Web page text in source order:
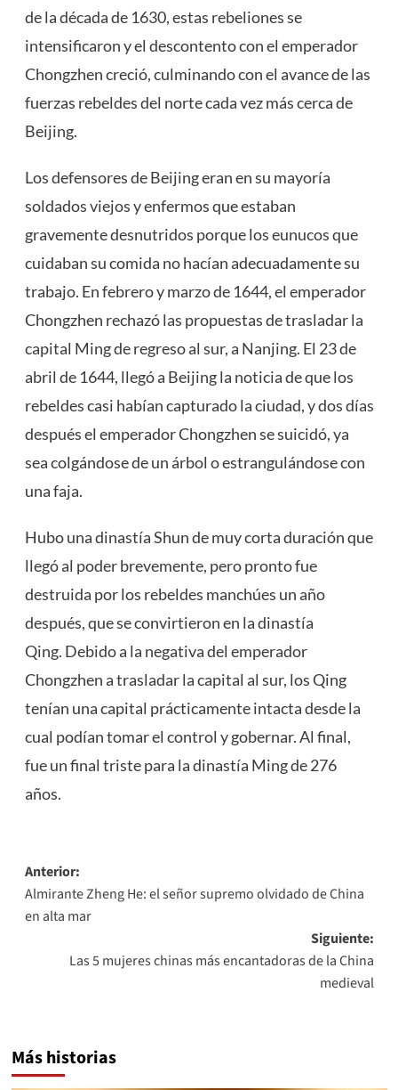
de la década de 1630, estas rebeliones se
intensificaron y el descontento con el emperador
Chongzhen creció, culminando con el avance de las
fuerzas rebeldes del norte cada vez más cerca de
Beijing.
Los defensores de Beijing eran en su mayoría
soldados viejos y enfermos que estaban
gravemente desnutridos porque los eunucos que
cuidaban su comida no hacían adecuadamente su
trabajo. En febrero y marzo de 1644, el emperador
Chongzhen rechazó las propuestas de trasladar la
capital Ming de regreso al sur, a Nanjing. El 23 de
abril de 1644, llegó a Beijing la noticia de que los
rebeldes casi habían capturado la ciudad, y dos días
después el emperador Chongzhen se suicidó, ya
sea colgándose de un árbol o estrangulándose con
una faja.
Hubo una dinastía Shun de muy corta duración que
llegó al poder brevemente, pero pronto fue
destruida por los rebeldes manchúes un año
después, que se convirtieron en la dinastía
Qing. Debido a la negativa del emperador
Chongzhen a trasladar la capital al sur, los Qing
tenían una capital prácticamente intacta desde la
cual podían tomar el control y gobernar. Al final,
fue un final triste para la dinastía Ming de 276
años.
Navegación
de
entradas
Anterior:
Almirante Zheng He: el señor supremo olvidado de China
en alta mar
Siguiente:
Las 5 mujeres chinas más encantadoras de la China
medieval
Más historias